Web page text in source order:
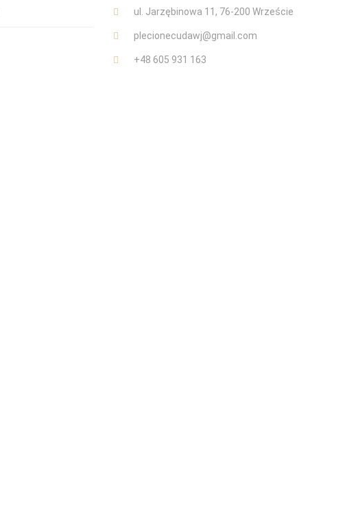
ul. Jarzębinowa 11, 76-200 Wrzeście
plecionecudawj@gmail.com
+48 605 931 163